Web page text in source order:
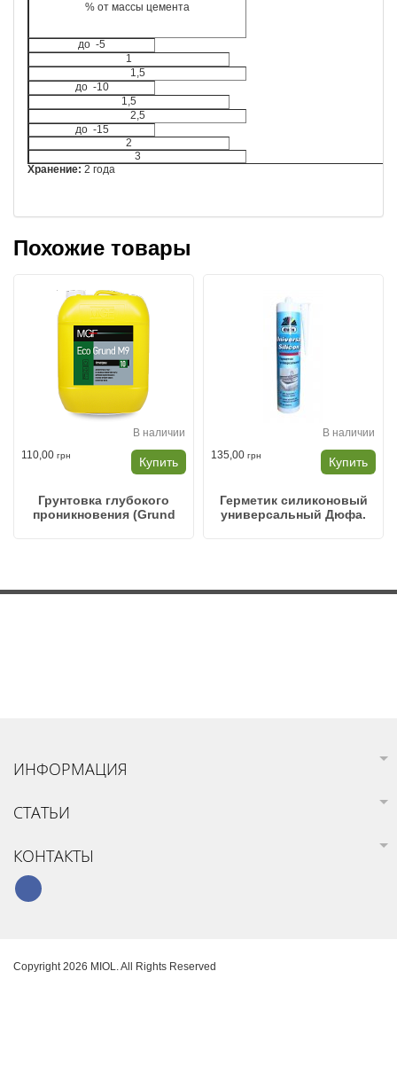
% от массы цемента
до -5
1
1,5
до -10
1,5
2,5
до -15
2
3
Хранение: 2 года
Похожие товары
В наличии
110,00 грн Купить
Грунтовка глубокого
проникновения (Grund
В наличии
135,00 грн Купить
Герметик силиконовый
универсальный Дюфа.
ИНФОРМАЦИЯ
СТАТЬИ
КОНТАКТЫ
Copyright 2026 MIOL. All Rights Reserved